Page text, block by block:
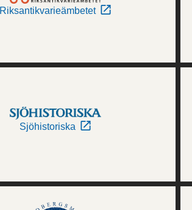
Riksantikvarieämbetet
Sjöhistoriska